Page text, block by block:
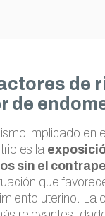
de
de
implicado en
es la
sin el
que
uterino. La